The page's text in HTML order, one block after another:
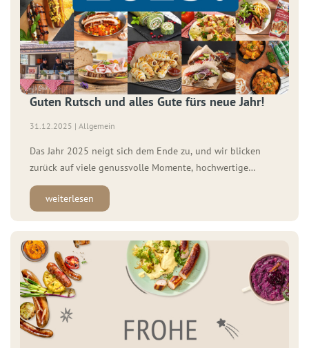
Guten Rutsch und alles Gute fürs neue Jahr!
31.12.2025 | Allgemein
Das Jahr 2025 neigt sich dem Ende zu, und wir blicken
zurück auf viele genussvolle Momente, hochwertige
Produkte und besondere Rezeptideen. Vor allem aber danken
wir Ihnen herzlich für Ihr Vertrauen und Ihre Treue. Mit
Sie auch 2026 mit kulinarischer Inspiration […]
weiterlesen